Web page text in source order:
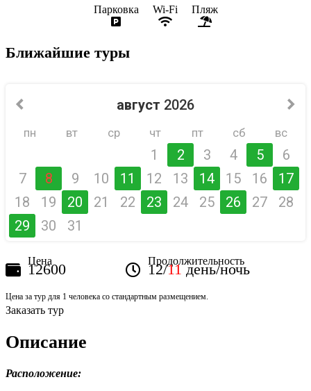
Парковка Wi-Fi Пляж
Ближайшие туры
август 2026
пн вт ср чт пт сб вс
1 2 3 4 5
6
7
8 9 10 11 12 13 14 15 16
17
18
19 20 21 22 23 24 25 26 27
28
29
30 31
Цена
12600 Продолжительность
12/11день/ночь
Цена за тур для 1 человека со стандартным размещением.
Заказать тур
Описание
Расположение: